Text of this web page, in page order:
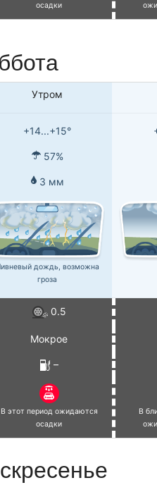
осадки
Утром
+14...+15°
57%
3 мм
дождь, возможна
гроза
0.5
Мокрое
–
В этот период ожидаются
осадки
В